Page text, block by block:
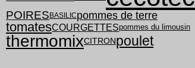
POIRESBASILICpommes de terre
tomatesCOURGETTESpommes du limousin
thermomixCITRON poulet